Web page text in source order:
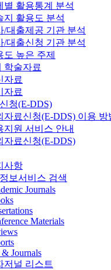
별 활용통계 분석
지 활용도 분석
/대출제공 기관 분석
/대출신청 기관 분석
도 높은 주제
학술자료
자료
자료
청(E-DDS)
자료신청(E-DDS) 이용 방
지원 서비스 안내
자료신청(E-DDS)
사항
보서비스 검색
Journals
Materials
& Journals
저널 리스트